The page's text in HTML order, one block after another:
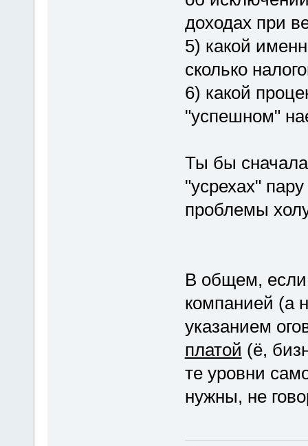
доходах при
5) какой
сколько
6) какой
"успешном"
Ты бы
"усрехах"
проблемы
В общем, если
компанией (а
указанием
платой (ё,
те уровни
нужны, не